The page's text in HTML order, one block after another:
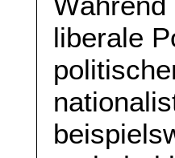
liberale